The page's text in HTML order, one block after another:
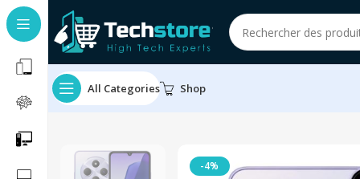
All Categories Shop
-4%